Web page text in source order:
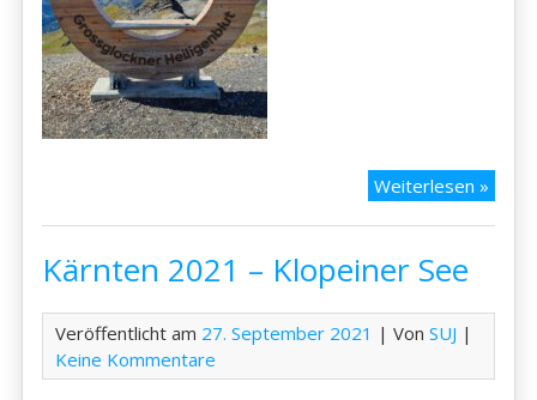
Weiterlesen »
Kärnten 2021 – Klopeiner See
Veröffentlicht am 27. September 2021 | VonSUJ |
Keine Kommentare